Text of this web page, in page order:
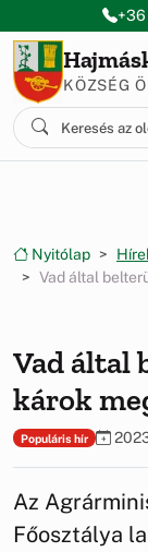
Ugrás a
Ugrás a
KÖZSÉG
Nyitólap
Vad által
Vad által
károk
Populáris hír
Az
Főosztálya